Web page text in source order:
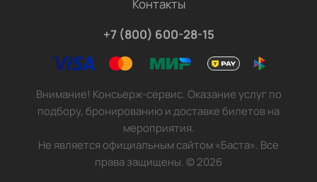
Контакты
+7 (800) 600-28-15
Внимание! Консьерж-сервис. Оказание услуг по
подбору, бронированию и доставке билетов на
мероприятия.
Не является официальным сайтом «Баста». Все
права защищены.©2026